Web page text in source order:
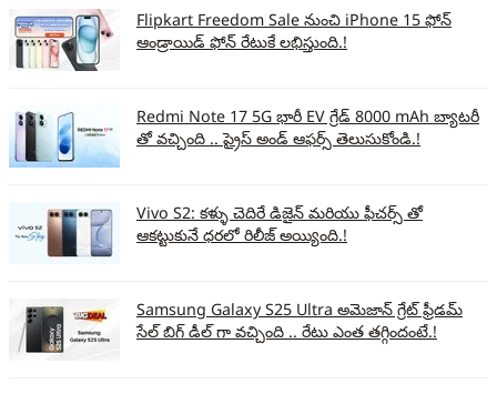
Flipkart Freedom Sale నుంచి iPhone 15 ఫోన్
ఆండ్రాయిడ్ ఫోన్ రేటుకే లభిస్తుంది.!
Redmi Note 17 5G భారీ EV గ్రేడ్ 8000 mAh బ్యాటరీ
తో వచ్చింది .. ప్రైస్ అండ్ ఆఫర్స్ తెలుసుకోండి.!
Vivo S2: కళ్ళు చెదిరే డిజైన్ మరియు ఫీచర్స్ తో
ఆకట్టుకునే ధరలో రిలీజ్ అయ్యింది.!
Samsung Galaxy S25 Ultra అమెజాన్ గ్రేట్ ఫ్రీడమ్
సేల్ బిగ్ డీల్ గా వచ్చింది .. రేటు ఎంత తగ్గిందంటే.!